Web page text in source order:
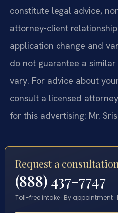
constitute legal advice,
attorney-client
application change and
do not guarantee a
vary. For advice about
consult a licensed
for this advertising: Mr. Sris.
Request a consultation
(888) 437-7747
Toll-free intake · By appointment